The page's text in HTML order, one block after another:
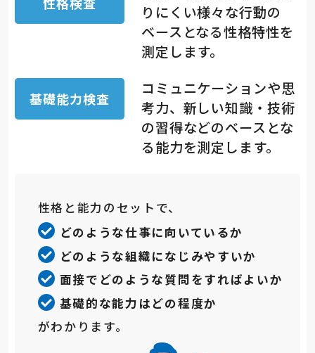
りにくい様々な行動の
ベースとなる性格特性を
測定します。
基礎能力検査
コミュニケーションや思
考力、新しい知識・技術
の習得などのベースとな
る能力を測定します。
性格と能力のセットで、
どのような仕事に向いているか
どのような組織になじみやすいか
面接でどのような質問をすればよいか
基礎的な能力はどの程度か
がわかります。